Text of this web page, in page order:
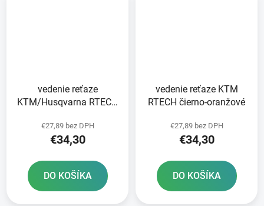
vedenie reťaze
KTM/Husqvarna RTECH
€27,89 bez DPH
€34,30
DO KOŠÍKA
vedenie reťaze KTM
RTECH čierno-oranžové
€27,89 bez DPH
€34,30
DO KOŠÍKA